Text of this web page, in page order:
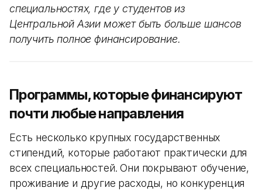
специальностях, где у студентов из
Центральной Азии может быть больше шансов
получить полное финансирование.
Программы, которые финансируют
почти любые направления
Есть несколько крупных государственных
стипендий, которые работают практически для
всех специальностей. Они покрывают обучение,
проживание и другие расходы, но конкуренция